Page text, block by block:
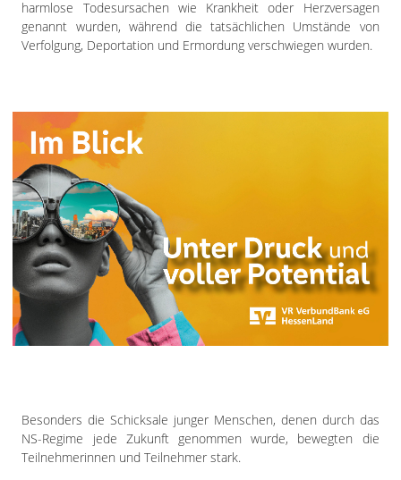
harmlose Todesursachen wie Krankheit oder Herzversagen
genannt wurden, während die tatsächlichen Umstände von
Verfolgung, Deportation und Ermordung verschwiegen wurden.
Besonders die Schicksale junger Menschen, denen durch das
NS-Regime jede Zukunft genommen wurde, bewegten die
Teilnehmerinnen und Teilnehmer stark.